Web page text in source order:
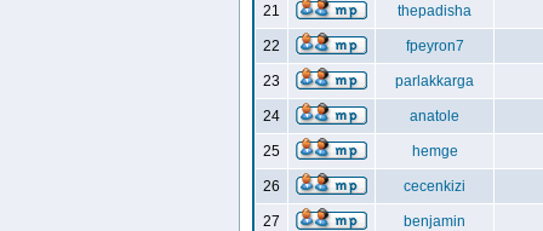
21 thepadisha
22 fpeyron7
23 parlakkarga
24 anatole
25 hemge
26 cecenkizi
27 benjamin